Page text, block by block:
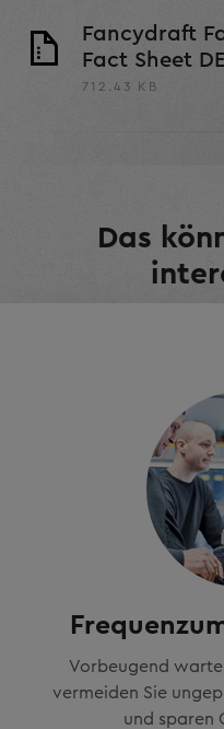
Fancydraft
Fact Sheet
712.43 KB
Das
Vorbeugend
vermeiden Sie
und sparen